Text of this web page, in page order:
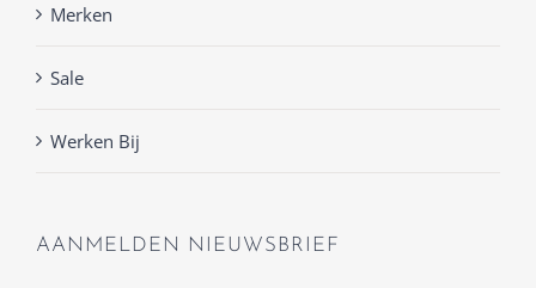
Merken
Sale
Werken Bij
AANMELDEN NIEUWSBRIEF